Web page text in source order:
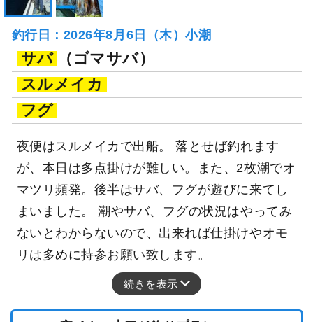
釣行日：2026年8月6日（木）小潮
サバ
（ゴマサバ）
スルメイカ
フグ
夜便はスルメイカで出船。 落とせば釣れます
が、本日は多点掛けが難しい。また、2枚潮でオ
マツリ頻発。後半はサバ、フグが遊びに来てし
まいました。 潮やサバ、フグの状況はやってみ
ないとわからないので、出来れば仕掛けやオモ
リは多めに持参お願い致します。
続きを表示